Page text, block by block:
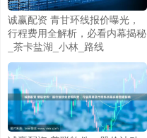
诚赢配资 青甘环线报价曝光，
行程费用全解析，必看内幕揭秘
_茶卡盐湖_小林_路线